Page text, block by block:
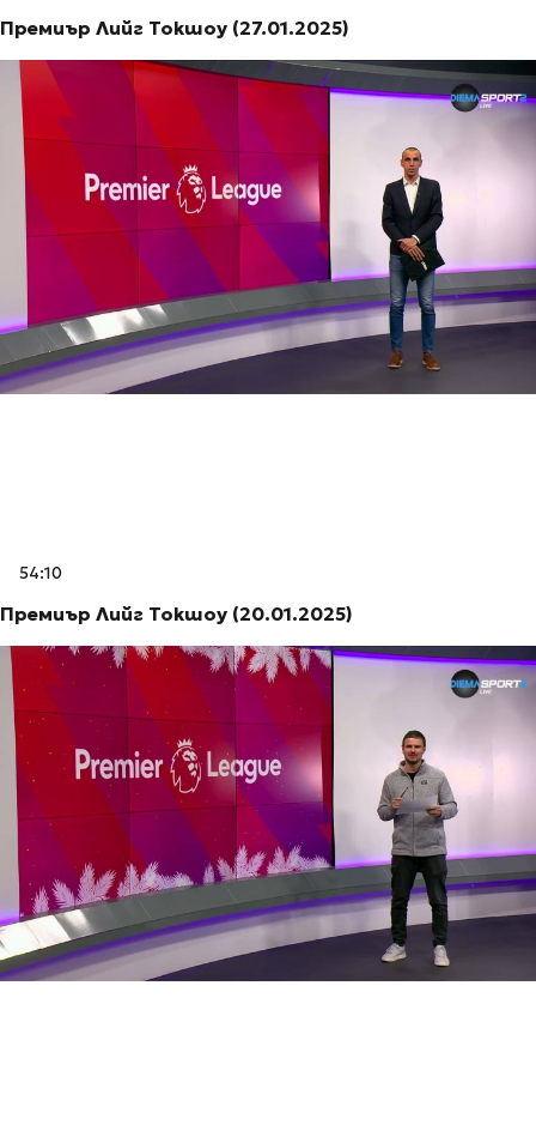
Премиър Лийг Токшоу (27.01.2025)
54:10
Премиър Лийг Токшоу (20.01.2025)